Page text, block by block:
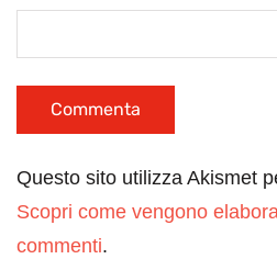
Questo sito utilizza Akismet
Scopri come vengono
commenti.